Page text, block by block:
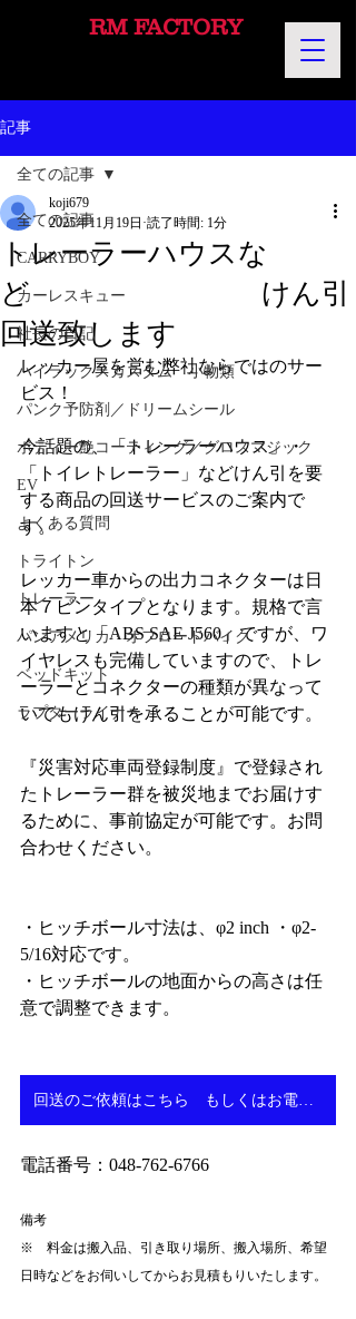
RM FACTORY
記事
全ての記事
CARRYBOY
カーレスキュー
社長の日記
ハイラックスカスタム 小物類
パンク予防剤／ドリームシール
ボディー艶コーティング／グロスマジック
EV
よくある質問
トライトン
トレーラー
パンアメリカ・オフロードバイク
ベッドキット
ラプターライナー
全ての記事
トレーラーハウスな
ど けん引
回送致します
koji679
2025年11月19日 読了時間: 1分
レッカー屋を営む弊社ならではのサー
ビス！
今話題の、「トレーラーハウス」・
「トイレトレーラー」などけん引を要
する商品の回送サービスのご案内で
す。
レッカー車からの出力コネクターは日
本７ピンタイプとなります。規格で言
いますと「ABS SAE J560」ですが、ワ
イヤレスも完備していますので、トレ
ーラーとコネクターの種類が異なって
いてもけん引を承ることが可能です。
『災害対応車両登録制度』で登録され
たトレーラー群を被災地までお届けす
るために、事前協定が可能です。お問
合わせください。
・ヒッチボール寸法は、φ2 inch ・φ2-
5/16対応です。
・ヒッチボールの地面からの高さは任
意で調整できます。
回送のご依頼はこちら もしくはお電話にて！
電話番号：048-762-6766
備考
※　料金は搬入品、引き取り場所、搬入場所、希望
日時などをお伺いしてからお見積もりいたします。